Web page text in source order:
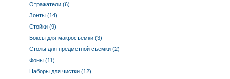
Отражатели (6)
Зонты (14)
Стойки (9)
Боксы для макросъемки (3)
Столы для предметной съемки (2)
Фоны (11)
Наборы для чистки (12)